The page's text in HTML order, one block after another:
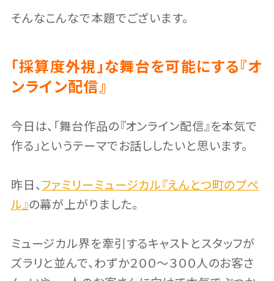
そんなこんなで本題でございます。
「採算度外視」な舞台を可能にする『オ
ンライン配信』
今日は、「舞台作品の『オンライン配信』を本気で
作る」というテーマでお話ししたいと思います。
昨日、ファミリーミュージカル『えんとつ町のプペ
ル』の幕が上がりました。
ミュージカル界を牽引するキャストとスタッフが
ズラリと並んで、わずか２００〜３００人のお客さ